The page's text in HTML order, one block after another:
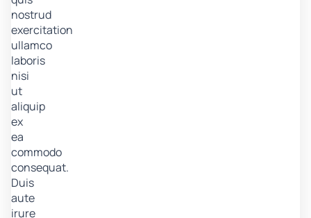
nostrud
exercitation
ullamco
laboris
nisi
ut
aliquip
ex
ea
commodo
consequat.
Duis
aute
irure